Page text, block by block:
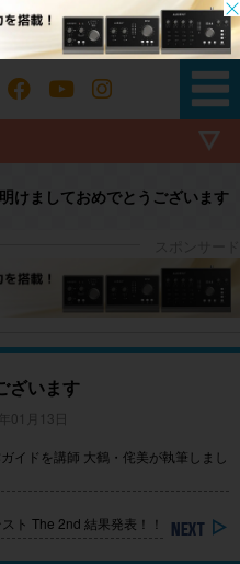
けましておめでとうございます
ざいます
01月13日
イドを講師 大鶴・侘美が執筆しまし
ト The 2nd 結果発表！！